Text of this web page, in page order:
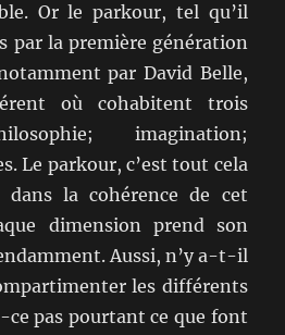
Or le parkour, tel qu’il
par la première génération
par David Belle,
où cohabitent trois
imagination;
Le parkour, c’est tout cela
la cohérence de cet
dimension prend son
Aussi, n’y a-t-il
les différents
ce pas pourtant ce que font